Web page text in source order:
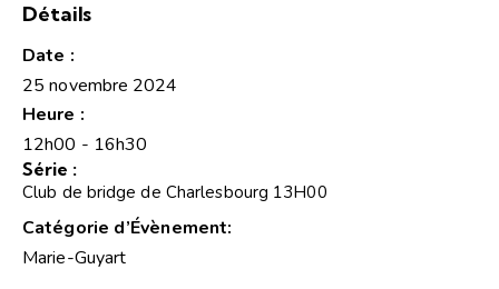
Détails
Date :
25 novembre 2024
Heure :
12h00 - 16h30
Série :
Club de bridge de Charlesbourg 13H00
Catégorie d’Évènement:
Marie-Guyart